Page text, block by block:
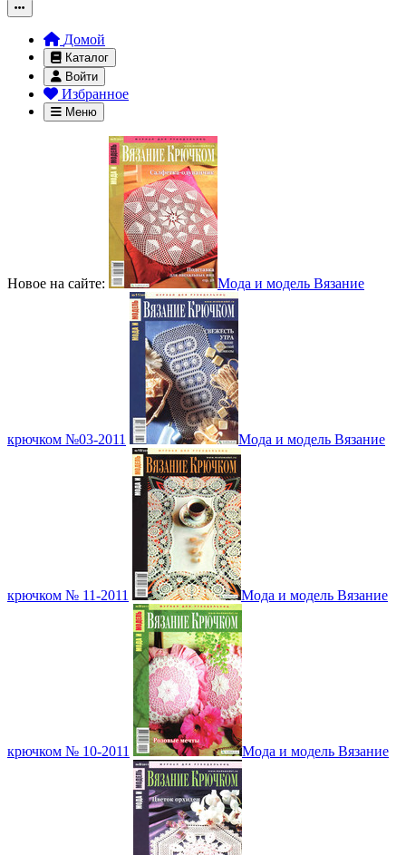
Домой
Каталог
Войти
Избранное
Меню
Новое на сайте: Мода и модель Вязание
крючком №03-2011 Мода и модель Вязание
крючком № 11-2011 Мода и модель Вязание
крючком № 10-2011 Мода и модель Вязание